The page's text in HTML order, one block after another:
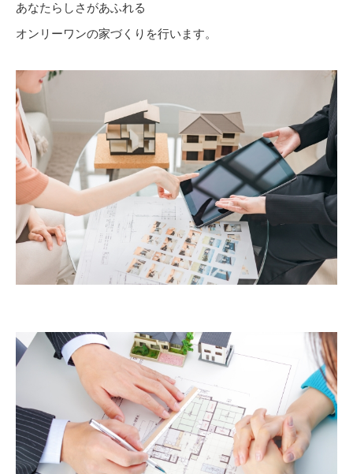
あなたらしさがあふれる
オンリーワンの家づくりを行います。